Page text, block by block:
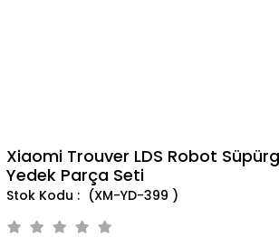
Xiaomi Trouver LDS Robot
Yedek Parça Seti
(XM-YD-399 )